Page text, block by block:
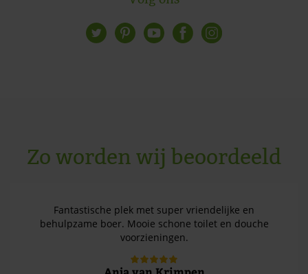
Zo worden wij beoordeeld
Fantastische plek met super vriendelijke en
behulpzame boer. Mooie schone toilet en douche
voorzieningen.